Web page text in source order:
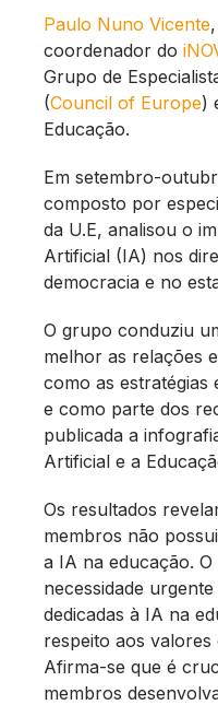
Paulo Nuno Vicente
coordenador do
Grupo de
(Council of Europe)
Educação.
Em setembro-
composto por
da U.E, analisou o
Artificial (IA) nos
democracia e no
O grupo conduziu
melhor as relações
como as estratégias
e como parte dos
publicada a
Artificial e a
Os resultados
membros não
a IA na educação.
necessidade
dedicadas à IA na
respeito aos
Afirma-se que é
membros